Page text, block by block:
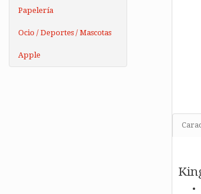
Papelería
Ocio / Deportes / Mascotas
Apple